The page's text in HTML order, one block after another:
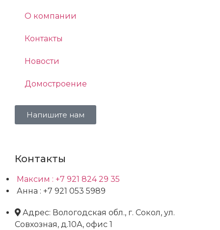
О компании
Контакты
Новости
Домостроение
Напишите нам
Контакты
Максим : +7 921 824 29 35
Анна : +7 921 053 5989
Адрес: Вологодская обл., г. Сокол, ул.
Совхозная, д.10А, офис 1